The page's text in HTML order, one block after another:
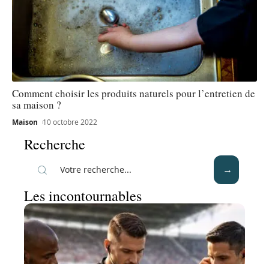
Comment choisir les produits naturels pour l’entretien de
sa maison ?
Maison 10 octobre 2022
Recherche
Les incontournables